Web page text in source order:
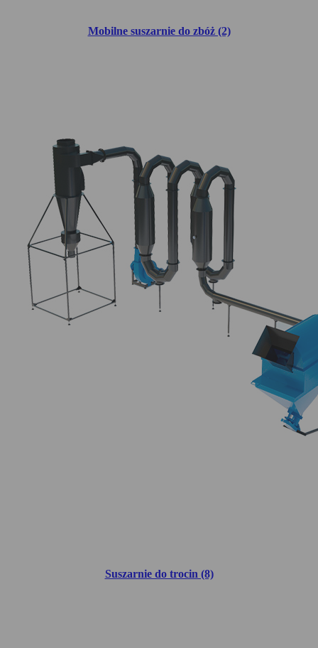
Mobilne suszarnie do zbóż (2)
Suszarnie do trocin (8)